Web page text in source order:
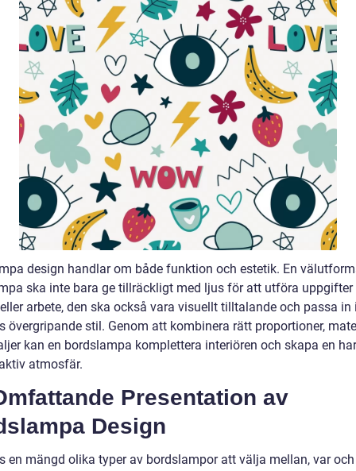
design handlar om både funktion och estetik. En
ska inte bara ge tillräckligt med ljus för att utföra uppgifter
arbete, den ska också vara visuellt tilltalande och passa in
övergripande stil. Genom att kombinera rätt proportioner,
kan en bordslampa komplettera interiören och skapa en
atmosfär.
Presentation av
Design
en mängd olika typer av bordslampor att välja mellan, var